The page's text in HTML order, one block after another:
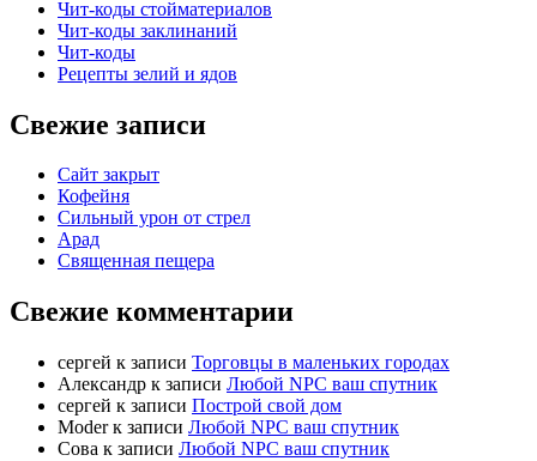
Чит-коды стойматериалов
Чит-коды заклинаний
Чит-коды
Рецепты зелий и ядов
Свежие записи
Сайт закрыт
Кофейня
Cильный урон от стрел
Арад
Священная пещера
Свежие комментарии
cергей к записи Торговцы в маленьких городах
Александр к записи Любой NPC ваш спутник
cергей к записи Построй свой дом
Moderк записи Любой NPC ваш спутник
Сова к записи Любой NPC ваш спутник